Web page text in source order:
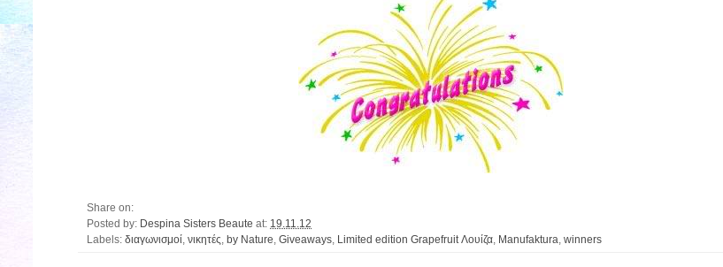
Share on:
Posted by: Despina Sisters Beaute at: 19.11.12
Labels: διαγωνισμοί νικητές by Nature Giveaways Limited edition Grapefruit Λουίζα Manufaktura winners